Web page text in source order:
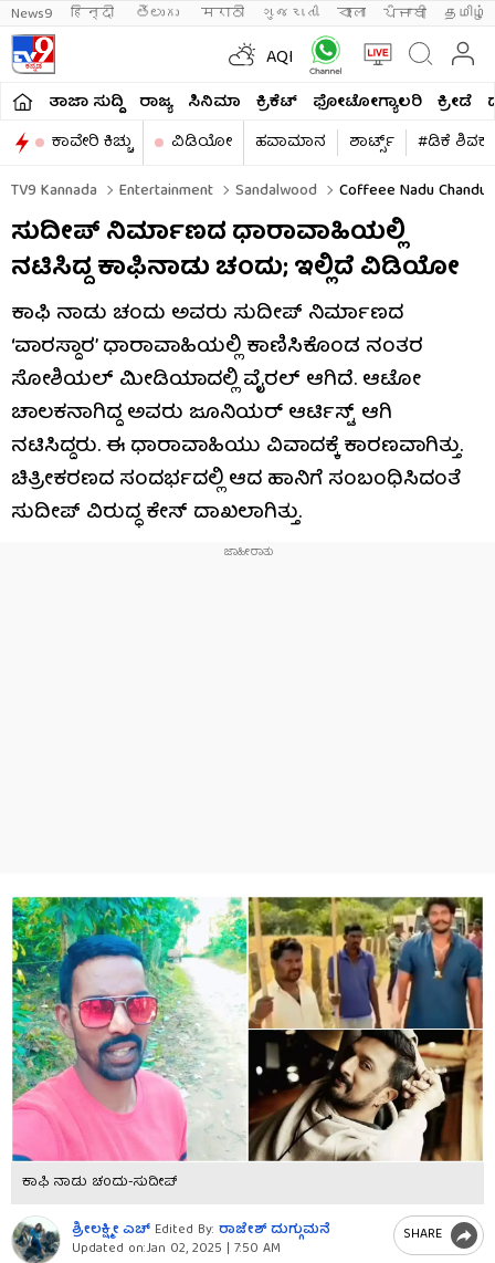
News9 हिन्दी తెలుగు मराठी ગુજરાતી বাংলা ਪੰਜਾਬੀ தமிழ்
AQI
ತಾಜಾ ಸುದ್ದಿ ರಾಜ್ಯ ಸಿನಿಮಾ ಕ್ರಿಕೆಟ್​ ಫೋಟೋಗ್ಯಾಲರಿ ಕ್ರೀಡೆ
ಕಾವೇರಿ ಕಿಚ್ಚು
ವಿಡಿಯೋ ಹವಾಮಾನ ಶಾರ್ಟ್ಸ್​
#ಡಿಕೆ
TV9 Kannada
Entertainment Sandalwood Coffeee Nadu Chandu
ಸುದೀಪ್ ನಿರ್ಮಾಣದ ಧಾರಾವಾಹಿಯಲ್ಲಿ
ನಟಿಸಿದ್ದ ಕಾಫಿನಾಡು ಚಂದು; ಇಲ್ಲಿದೆ ವಿಡಿಯೋ
ಕಾಫಿ ನಾಡು ಚಂದು ಅವರು ಸುದೀಪ್ ನಿರ್ಮಾಣದ
‘ವಾರಸ್ದಾರ’ ಧಾರಾವಾಹಿಯಲ್ಲಿ ಕಾಣಿಸಿಕೊಂಡ ನಂತರ
ಸೋಶಿಯಲ್ ಮೀಡಿಯಾದಲ್ಲಿ ವೈರಲ್ ಆಗಿದೆ. ಆಟೋ
ಚಾಲಕನಾಗಿದ್ದ ಅವರು ಜೂನಿಯರ್ ಆರ್ಟಿಸ್ಟ್ ಆಗಿ
ನಟಿಸಿದ್ದರು. ಈ ಧಾರಾವಾಹಿಯು ವಿವಾದಕ್ಕೆ ಕಾರಣವಾಗಿತ್ತು.
ಚಿತ್ರೀಕರಣದ ಸಂದರ್ಭದಲ್ಲಿ ಆದ ಹಾನಿಗೆ ಸಂಬಂಧಿಸಿದಂತೆ
ಸುದೀಪ್ ವಿರುದ್ಧ ಕೇಸ್ ದಾಖಲಾಗಿತ್ತು.
ಕಾಫಿ ನಾಡು ಚಂದು-ಸುದೀಪ್
ಶ್ರೀಲಕ್ಷ್ಮೀ ಎಚ್ Edited By: ರಾಜೇಶ್ ದುಗ್ಗುಮನೆ
Updated on:Jan 02, 2025 | 7:50 AM
SHARE